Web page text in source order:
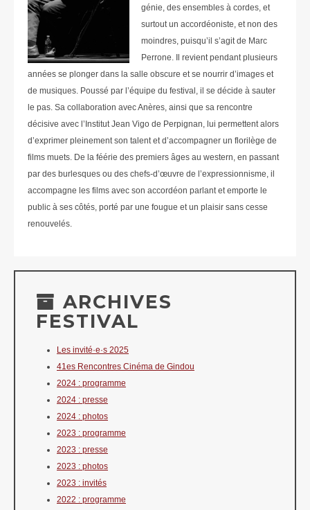
génie, des ensembles à cordes, et
surtout un accordéoniste, et non des
moindres, puisqu’il s’agit de Marc
Perrone. Il revient pendant plusieurs
années se plonger dans la salle obscure et se nourrir d’images et
de musiques. Poussé par l’équipe du festival, il se décide à sauter
le pas. Sa collaboration avec Anères, ainsi que sa rencontre
décisive avec l’Institut Jean Vigo de Perpignan, lui permettent alors
d’exprimer pleinement son talent et d’accompagner un florilège de
films muets. De la féérie des premiers âges au western, en passant
par des burlesques ou des chefs-d’œuvre de l’expressionnisme, il
accompagne les films avec son accordéon parlant et emporte le
public à ses côtés, porté par une fougue et un plaisir sans cesse
renouvelés.
ARCHIVES
FESTIVAL
Les invité·e·s 2025
41es Rencontres Cinéma de Gindou
2024 : programme
2024 : presse
2024 : photos
2023 : programme
2023 : presse
2023 : photos
2023 : invités
2022 : programme